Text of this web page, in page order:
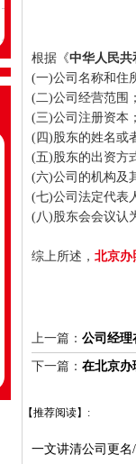
根据《中华人民共
(一)公司名称和住
(二)公司经营范围；
(三)公司注册资本；
(四)股东的姓名或
(五)股东的出资方
(六)公司的机构及
(七)公司法定代表
(八)股东会会议认
综上所述， 北京办
上一篇： 公司经理
下一篇： 在北京办
【推荐阅读】:
一文讲清公司更名